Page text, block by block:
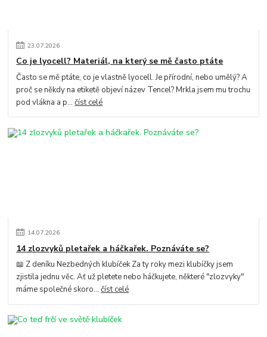
23.07.2026
Co je lyocell? Materiál, na který se mě často ptáte
Často se mě ptáte, co je vlastně lyocell. Je přírodní, nebo umělý? A
proč se někdy na etiketě objeví název Tencel? Mrkla jsem mu trochu
pod vlákna a p...číst celé
14.07.2026
14 zlozvyků pletařek a háčkařek. Poznáváte se?
📖 Z deníku Nezbedných klubíček Za ty roky mezi klubíčky jsem
zjistila jednu věc. Ať už pletete nebo háčkujete, některé "zlozvyky"
máme společné skoro...číst celé